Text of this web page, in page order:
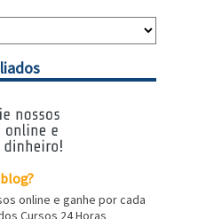
online e ganhe por cada
Cursos 24 Horas